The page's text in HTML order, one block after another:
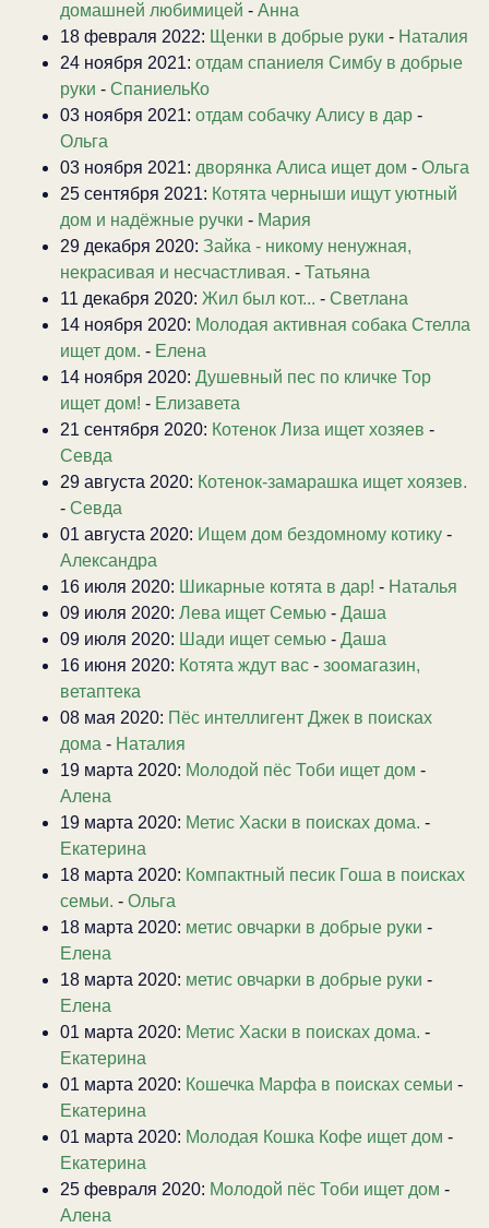
домашней любимицей - Анна
18 февраля 2022: Щенки в добрые руки - Наталия
24 ноября 2021: отдам спаниеля Симбу в добрые
руки - СпаниельКо
03 ноября 2021: отдам собачку Алису в дар -
Ольга
03 ноября 2021: дворянка Алиса ищет дом - Ольга
25 сентября 2021: Котята черныши ищут уютный
дом и надёжные ручки - Мария
29 декабря 2020: Зайка - никому ненужная,
некрасивая и несчастливая. - Татьяна
11 декабря 2020: Жил был кот... - Светлана
14 ноября 2020: Молодая активная собака Стелла
ищет дом. - Елена
14 ноября 2020: Душевный пес по кличке Тор
ищет дом! - Елизавета
21 сентября 2020: Котенок Лиза ищет хозяев -
Севда
29 августа 2020: Котенок-замарашка ищет хоязев.
- Севда
01 августа 2020: Ищем дом бездомному котику -
Александра
16 июля 2020: Шикарные котята в дар! - Наталья
09 июля 2020: Лева ищет Семью - Даша
09 июля 2020: Шади ищет семью - Даша
16 июня 2020: Котята ждут вас - зоомагазин,
ветаптека
08 мая 2020: Пёс интеллигент Джек в поисках
дома - Наталия
19 марта 2020: Молодой пёс Тоби ищет дом -
Алена
19 марта 2020: Метис Хаски в поисках дома. -
Екатерина
18 марта 2020: Компактный песик Гоша в поисках
семьи. - Ольга
18 марта 2020: метис овчарки в добрые руки -
Елена
18 марта 2020: метис овчарки в добрые руки -
Елена
01 марта 2020: Метис Хаски в поисках дома. -
Екатерина
01 марта 2020: Кошечка Марфа в поисках семьи -
Екатерина
01 марта 2020: Молодая Кошка Кофе ищет дом -
Екатерина
25 февраля 2020: Молодой пёс Тоби ищет дом -
Алена